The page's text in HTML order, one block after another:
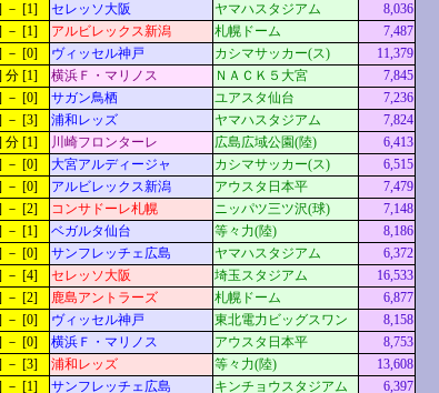
－ [1] セレッソ大阪 ヤマハスタジアム 8,036
－ [1] アルビレックス新潟 札幌ドーム
7,487
－ [0] ヴィッセル神戸 カシマサッカー(ス)
11,379
分 [1] 横浜Ｆ・マリノス ＮＡＣＫ５大宮 7,845
－ [0] サガン鳥栖 ユアスタ仙台
7,236
－ [3] 浦和レッズ ヤマハスタジアム
7,824
分 [1] 川崎フロンターレ 広島広域公園(陸) 6,413
－ [0] 大宮アルディージャ カシマサッカー(ス)
6,515
－ [0] アルビレックス新潟 アウスタ日本平
7,479
－ [2] コンサドーレ札幌 ニッパツ三ツ沢(球) 7,148
－ [1] ベガルタ仙台 等々力(陸)
8,186
－ [0] サンフレッチェ広島 ヤマハスタジアム
6,372
－ [4] セレッソ大阪 埼玉スタジアム 16,533
－ [2] 鹿島アントラーズ 札幌ドーム
6,877
－ [0] ヴィッセル神戸 東北電力ビッグスワン
8,158
－ [0] 横浜Ｆ・マリノス アウスタ日本平 8,753
－ [3] 浦和レッズ 等々力(陸)
13,608
－ [1] サンフレッチェ広島 キンチョウスタジアム
6,397